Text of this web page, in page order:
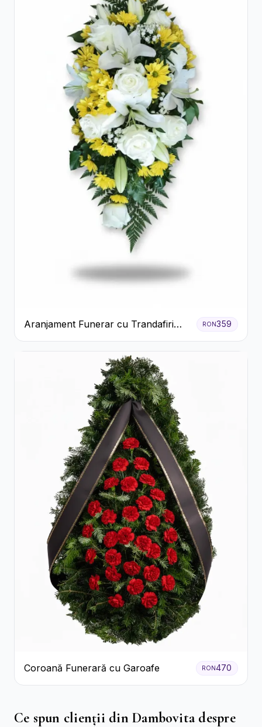
Aranjament Funerar cu Trandafiri
Albi Crizanteme Galbene și Crini
RON359
Coroană Funerară cu Garoafe RON470
Ce spun clienții din Dambovita despre